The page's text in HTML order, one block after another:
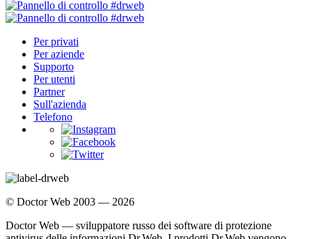
Per privati
Per aziende
Supporto
Per utenti
Partner
Sull'azienda
Telefono
© Doctor Web 2003 — 2026
Doctor Web — sviluppatore russo dei software di protezione